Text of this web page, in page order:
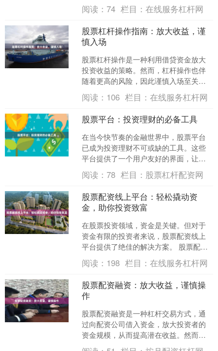
幕后操作** 杠杆代持通常由经纪商或其
他金融机构提供。....
阅读：74 栏目：在线服务杠杆网
股票杠杆操作指南：放大收益，谨
慎入场
股票杠杆操作是一种利用借贷资金放大
投资收益的策略。然而，杠杆操作也伴
随着更高的风险，因此谨慎入场至关重
要。 **放大收益** 杠杆操作允许投资者
使用借贷资金购买....
阅读： 106 栏目：在线服务杠杆网
股票平台：投资理财的必备工具
在当今快节奏的金融世界中，股票平台
已成为投资理财不可或缺的工具。这些
平台提供了一个用户友好的界面，让投
资者可以轻松地买卖股票、跟踪投资组
合并进行研究。 **便捷....
阅读：78 栏目： 股票杠杆配资网
股票配资线上平台：轻松撬动资
金，助你投资致富
在股票投资领域，资金是关键。但对于
资金有限的投资者来说，股票配资线上
平台提供了绝佳的解决方案。 股票配资
是一种杠杆交易方式，投资者可以通过
平台借入资金，放大自己....
阅读： 198 栏目：在线服务杠杆网
股票配资融资：放大收益，谨慎操
作
股票配资融资是一种杠杆交易方式，通
过向配资公司借入资金，放大投资者的
资金规模，从而提高潜在收益。然而，
这种方式也存在一定风险，需要谨慎操